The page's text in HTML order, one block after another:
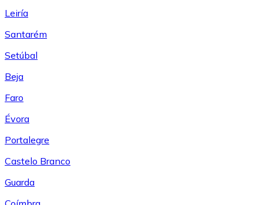
Leiría
Santarém
Setúbal
Beja
Faro
Évora
Portalegre
Castelo Branco
Guarda